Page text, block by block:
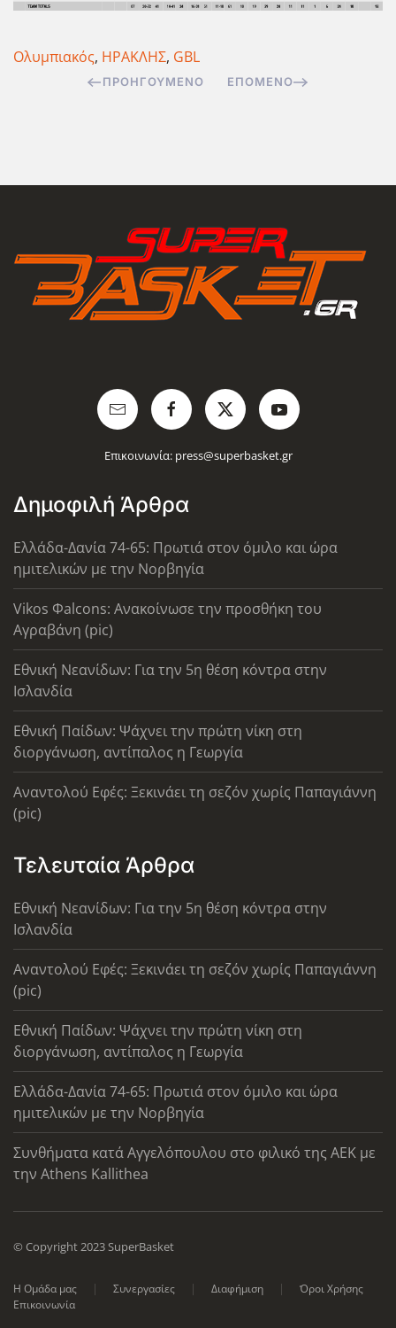
Ολυμπιακός, ΗΡΑΚΛΗΣ, GBL
ΠΡΟΗΓΟΎΜΕΝΟ ΕΠΌΜΕΝΟ
Επικοινωνία: press@superbasket.gr
Δημοφιλή Άρθρα
Ελλάδα-Δανία 74-65: Πρωτιά στον όμιλο και ώρα
ημιτελικών με την Νορβηγία
Vikos Φalcons: Ανακοίνωσε την προσθήκη του
Αγραβάνη (pic)
Εθνική Νεανίδων: Για την 5η θέση κόντρα στην
Ισλανδία
Εθνική Παίδων: Ψάχνει την πρώτη νίκη στη
διοργάνωση, αντίπαλος η Γεωργία
Αναντολού Εφές: Ξεκινάει τη σεζόν χωρίς Παπαγιάννη
(pic)
Τελευταία Άρθρα
Εθνική Νεανίδων: Για την 5η θέση κόντρα στην
Ισλανδία
Αναντολού Εφές: Ξεκινάει τη σεζόν χωρίς Παπαγιάννη
(pic)
Εθνική Παίδων: Ψάχνει την πρώτη νίκη στη
διοργάνωση, αντίπαλος η Γεωργία
Ελλάδα-Δανία 74-65: Πρωτιά στον όμιλο και ώρα
ημιτελικών με την Νορβηγία
Συνθήματα κατά Αγγελόπουλου στο φιλικό της ΑΕΚ με
την Athens Kallithea
© Copyright 2023 SuperBasket
Η Ομάδα μας Συνεργασίες Διαφήμιση
Όροι Χρήσης
Επικοινωνία